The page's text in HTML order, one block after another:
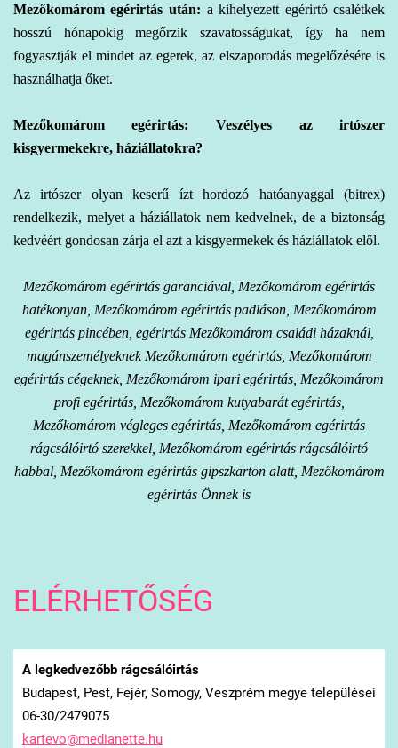
Mezőkomárom egérirtás után: a kihelyezett egérirtó csalétkek
hosszú hónapokig megőrzik szavatosságukat, így ha nem
fogyasztják el mindet az egerek, az elszaporodás megelőzésére is
használhatja őket.
Mezőkomárom egérirtás: Veszélyes az irtószer
kisgyermekekre, háziállatokra?
Az irtószer olyan keserű ízt hordozó hatóanyaggal (bitrex)
rendelkezik, melyet a háziállatok nem kedvelnek, de a biztonság
kedvéért gondosan zárja el azt a kisgyermekek és háziállatok elől.
Mezőkomárom egérirtás garanciával, Mezőkomárom egérirtás
hatékonyan, Mezőkomárom egérirtás padláson, Mezőkomárom
egérirtás pincében, egérirtás Mezőkomárom családi házaknál,
magánszemélyeknek Mezőkomárom egérirtás, Mezőkomárom
egérirtás cégeknek, Mezőkomárom ipari egérirtás, Mezőkomárom
profi egérirtás, Mezőkomárom kutyabarát egérirtás,
Mezőkomárom végleges egérirtás, Mezőkomárom egérirtás
rágcsálóirtó szerekkel, Mezőkomárom egérirtás rágcsálóirtó
habbal, Mezőkomárom egérirtás gipszkarton alatt, Mezőkomárom
egérirtás Önnek is
ELÉRHETŐSÉG
A legkedvezőbb rágcsálóirtás
Budapest, Pest, Fejér, Somogy, Veszprém megye települései
06-30/2479075
kartevo@medianette.hu